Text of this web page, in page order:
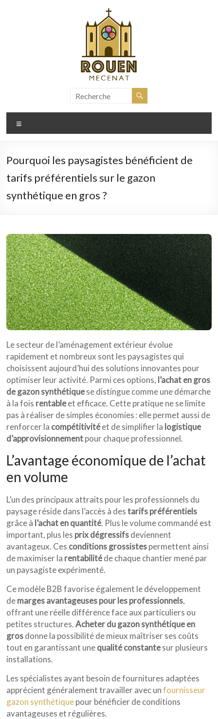
mecenat.fr
Pourquoi les paysagistes bénéficient de
tarifs préférentiels sur le gazon
synthétique en gros ?
Le secteur de l’aménagement extérieur évolue
rapidement et nombreux sont les paysagistes qui
choisissent aujourd’hui des solutions innovantes pour
optimiser leur activité. Parmi ces options, l’achat en gros
de gazon synthétiquese distingue comme une démarche
à la fois rentableet efficace. Cette pratique ne se limite
pas à réaliser de simples économies : elle permet aussi de
renforcer la compétitivitéet de simplifier la logistique
d’approvisionnementpour chaque professionnel.
L’avantage économique de l’achat
en volume
L’un des principaux attraits pour les professionnels du
paysage réside dans l’accès à destarifs préférentiels
grâce à l’achat en quantité. Plus le volume commandé est
important, plus les prix dégressifsdeviennent
avantageux. Ces conditions grossistespermettent ainsi
de maximiser la rentabilitéde chaque chantier mené par
un paysagiste expérimenté.
Ce modèle B2B favorise également le développement
demarges avantageuses pour les professionnels,
offrant une réelle différence face aux particuliers ou
petites structures.Acheter du gazon synthétique en
grosdonne la possibilité de mieux maîtriser ses coûts
tout en garantissant unequalité constantesur plusieurs
installations.
Les spécialistes ayant besoin de fournitures adaptées
apprécient généralement travailler avec unfournisseur
gazon synthétiquepour bénéficier de conditions
avantageuses et régulières.